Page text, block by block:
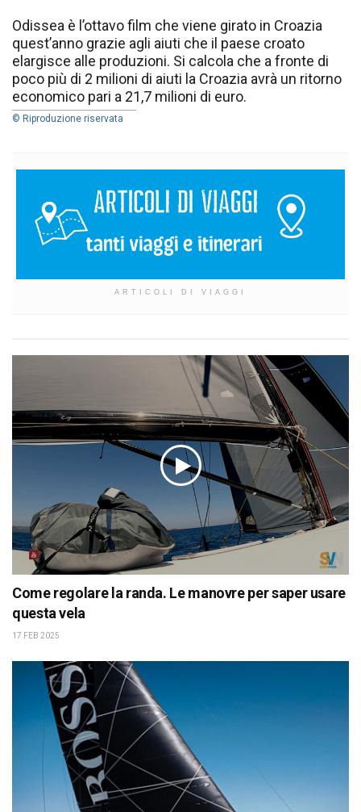
Odissea è l’ottavo film che viene girato in Croazia
quest’anno grazie agli aiuti che il paese croato
elargisce alle produzioni. Si calcola che a fronte di
poco più di 2 milioni di aiuti la Croazia avrà un ritorno
economico pari a 21,7 milioni di euro.
© Riproduzione riservata
ARTICOLI DI VIAGGI
Come regolare la randa. Le manovre per saper usare
questa vela
17 FEB 2025